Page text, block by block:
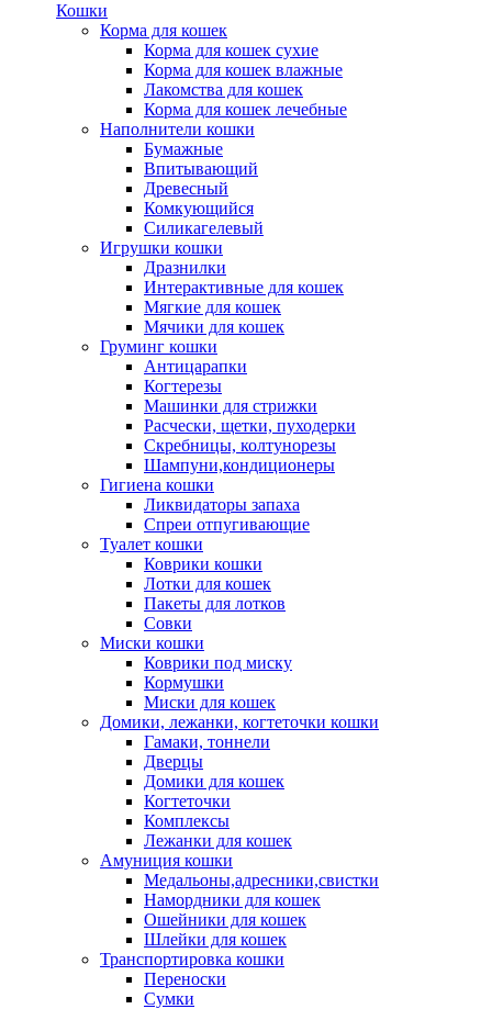
Кошки
Корма для кошек
Корма для кошек сухие
Корма для кошек влажные
Лакомства для кошек
Корма для кошек лечебные
Наполнители кошки
Бумажные
Впитывающий
Древесный
Комкующийся
Силикагелевый
Игрушки кошки
Дразнилки
Интерактивные для кошек
Мягкие для кошек
Мячики для кошек
Груминг кошки
Антицарапки
Когтерезы
Машинки для стрижки
Расчески, щетки, пуходерки
Скребницы, колтунорезы
Шампуни,кондиционеры
Гигиена кошки
Ликвидаторы запаха
Спреи отпугивающие
Туалет кошки
Коврики кошки
Лотки для кошек
Пакеты для лотков
Совки
Миски кошки
Коврики под миску
Кормушки
Миски для кошек
Домики, лежанки, когтеточки кошки
Гамаки, тоннели
Дверцы
Домики для кошек
Когтеточки
Комплексы
Лежанки для кошек
Амуниция кошки
Медальоны,адресники,свистки
Намордники для кошек
Ошейники для кошек
Шлейки для кошек
Транспортировка кошки
Переноски
Сумки